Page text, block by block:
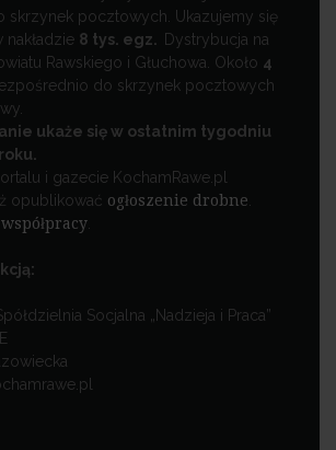
skrzynek pocztowych. Ukazujemy się
8 tys. egz.
Dystrybucja na
Rawskiego i Głuchowa. Około 4
do skrzynek pocztowych
ukaże się w ostatnim tygodniu
i gazecie KochamRawe.pl
opublikować ogłoszenie drobne
.
Socjalna „Nadzieja i Praca”